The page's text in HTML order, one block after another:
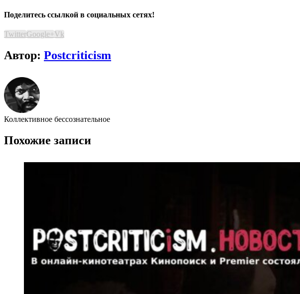
Поделитесь ссылкой в социальных сетях!
TwitterGoogle+Vk
Автор: Postcriticism
Коллективное бессознательное
Похожие записи